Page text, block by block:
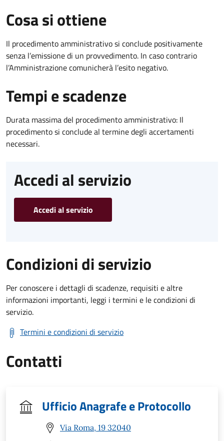
Cosa si ottiene
Il procedimento amministrativo si conclude positivamente
senza l’emissione di un provvedimento. In caso contrario
l’Amministrazione comunicherà l’esito negativo.
Tempi e scadenze
Durata massima del procedimento amministrativo: Il
procedimento si conclude al termine degli accertamenti
necessari.
Accedi al servizio
Accedi al servizio
Condizioni di servizio
Per conoscere i dettagli di scadenze, requisiti e altre
informazioni importanti, leggi i termini e le condizioni di
servizio.
Termini e condizioni di servizio
Contatti
Ufficio Anagrafe e Protocollo
Via Roma, 19 32040